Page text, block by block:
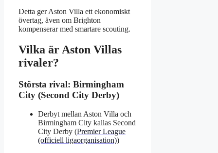
Detta ger Aston Villa ett ekonomiskt
övertag, även om Brighton
kompenserar med smartare scouting.
Vilka är Aston Villas
rivaler?
Största rival: Birmingham
City (Second City Derby)
Derbyt mellan Aston Villa och
Birmingham City kallas Second
City Derby (Premier League
(officiell ligaorganisation))